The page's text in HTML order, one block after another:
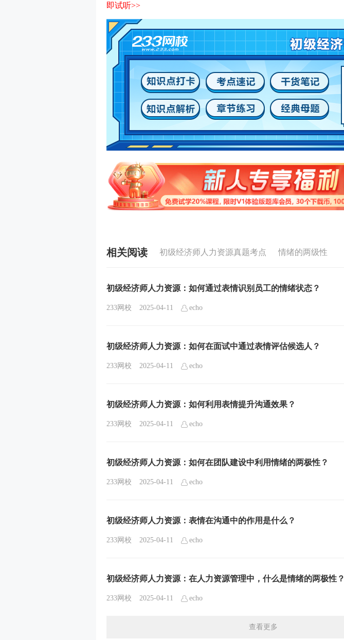
即试听>>
相关阅读 初级经济师人力资源真题考点 情绪的两级性
初级经济师人力资源：如何通过表情识别员工的情绪状态？
233网校 2025-04-11 echo
初级经济师人力资源：如何在面试中通过表情评估候选人？
233网校 2025-04-11 echo
初级经济师人力资源：如何利用表情提升沟通效果？
233网校 2025-04-11 echo
初级经济师人力资源：如何在团队建设中利用情绪的两极性？
233网校 2025-04-11 echo
初级经济师人力资源：表情在沟通中的作用是什么？
233网校 2025-04-11 echo
初级经济师人力资源：在人力资源管理中，什么是情绪的两极性？
233网校 2025-04-11 echo
查看更多